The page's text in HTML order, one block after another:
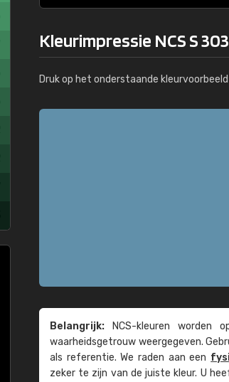
Kleurimpressie NCS S
Druk op het onderstaande
Belangrijk: NCS-kleuren worden
waarheids­­getrouw weer­gegeven.
als referentie. We raden aan een
zeker te zijn van de juiste kleur. U